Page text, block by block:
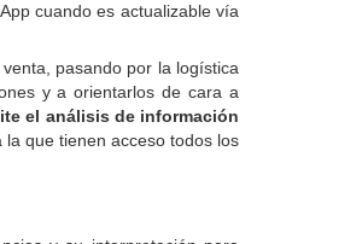
cuando es actualizable vía
pasando por la logística
y a orientarlos de cara a
el análisis de información
que tienen acceso todos los